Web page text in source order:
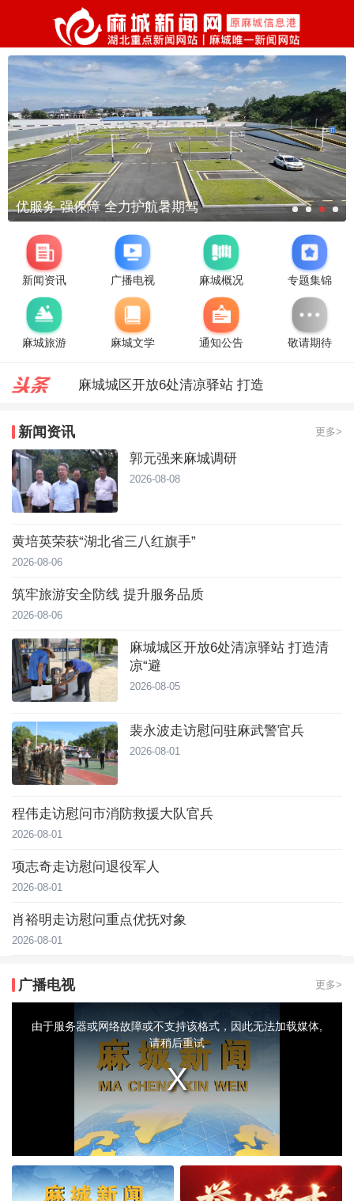
优服务 强保障 全力护航暑期驾
新闻资讯 广播电视 麻城概况 专题集锦
麻城旅游 麻城文学 通知公告 敬请期待
麻城城区开放6处清凉驿站 打造
台风靠近！直冲40℃，黄冈高温预
新闻资讯 更多>
郭元强来麻城调研
2026-08-08
黄培英荣获“湖北省三八红旗手”
2026-08-06
筑牢旅游安全防线 提升服务品质
2026-08-06
麻城城区开放6处清凉驿站 打造清
凉“避
2026-08-05
裴永波走访慰问驻麻武警官兵
2026-08-01
程伟走访慰问市消防救援大队官兵
2026-08-01
项志奇走访慰问退役军人
2026-08-01
肖裕明走访慰问重点优抚对象
2026-08-01
广播电视 更多>
modal由于服务器或网络故障或不支持该格式，因此无法加载媒体,
请稍后重试